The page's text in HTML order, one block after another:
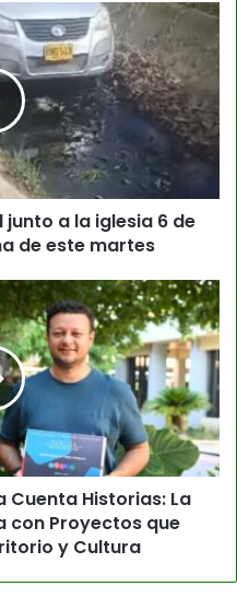
a la iglesia 6 de
de este martes
Historias: La
con Proyectos que
y Cultura